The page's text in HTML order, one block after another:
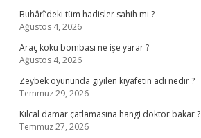
Buhârî’deki tüm hadisler sahih mi ?
Ağustos 4, 2026
Araç koku bombası ne işe yarar ?
Ağustos 4, 2026
Zeybek oyununda giyilen kıyafetin adı nedir ?
Temmuz 29, 2026
Kılcal damar çatlamasına hangi doktor bakar ?
Temmuz 27, 2026